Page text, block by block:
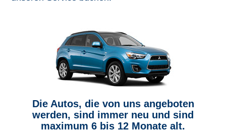
Die Autos, die von uns angeboten
werden, sind immer neu und sind
maximum 6 bis 12 Monate alt.